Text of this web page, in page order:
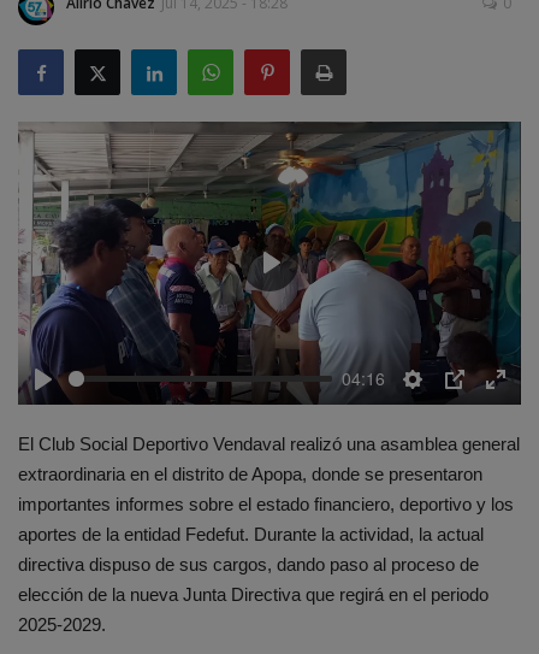
Play
04:16
Settings
PIP
Enter
Play
El Club Social Deportivo Vendaval realizó una asamblea general
extraordinaria en el distrito de Apopa, donde se presentaron
importantes informes sobre el estado financiero, deportivo y los
aportes de la entidad Fedefut. Durante la actividad, la actual
directiva dispuso de sus cargos, dando paso al proceso de
elección de la nueva Junta Directiva que regirá en el periodo
2025-2029.